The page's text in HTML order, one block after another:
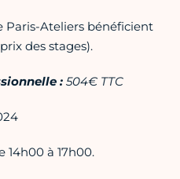
Paris-Ateliers bénéficient
des stages).
: 504€ TTC
14h00 à 17h00.